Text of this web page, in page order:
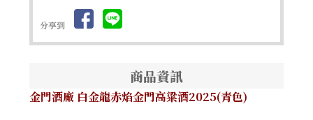
分享到
商品資訊
金門酒廠 白金龍赤焰金門高粱酒2025(青色)